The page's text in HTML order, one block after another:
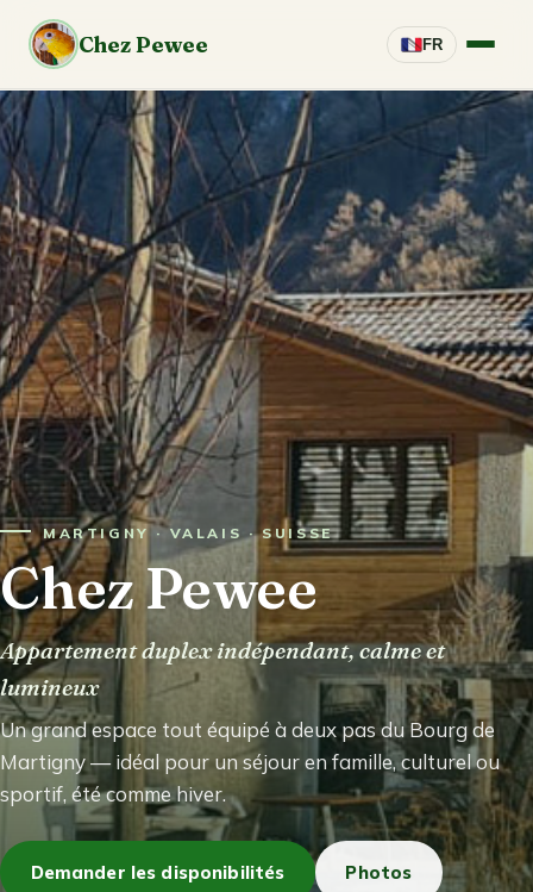
Chez Pewee FR
Accueil
Photos
Activités
Accès
Tarifs
Livre d'or
Contact
Réserver / Nous écrire
MARTIGNY · VALAIS · SUISSE
Chez Pewee
Appartement duplex indépendant, calme et
lumineux
Un grand espace tout équipé à deux pas du Bourg de
Martigny — idéal pour un séjour en famille, culturel ou
sportif, été comme hiver.
Demander les disponibilités Photos